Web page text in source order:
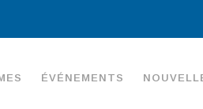
ÉVÉNEMENTS